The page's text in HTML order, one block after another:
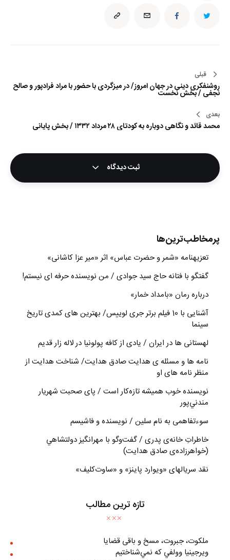
راهبری
نوشته
قبلی
روشنفکری دینی در جهان امروز/ در میزگردی با حضور با مراد فرادپور و صالح
نجفی / بخش نخست
بعدی
محمد قائد و نگاهی دوباره به کودتای ۲۸ مرداد ۱۳۳۲ / بخش پایانی
ثبت دیدگاه
پرمخاطب‌ترین‌ها
تعزیه‎نامه‏ «شمر و حضرت عباس» اثر «میر عزا کاشانی»
گفتگو با فتانه حاج سید جوادی / من نویسنده حرفه ای نیستم!
درباره رمان «بامداد خمار»
آشنایی با 10 فیلم برتر جری لوییس/ بهترین های کمدی تاریخ
سینما
لهستانی ها در ایران / یادی از کافه پولونیا در لاله زار قدیم
نامه ها و مسئله ی هدایت صادق هدایت/ شناخت هدایت از
منظر نامه های او
نويسنده خوب هميشه تازه‌كار است / پای صحبت شهريار
مندني‌پور
سوءتفاهمی به نام سلین / نویسنده و فاشیسم
خاطراتِ خانه‌ی پدری / گفت‌وگو با مهرانگيز دولتشاهي
(خواهرزاده‌ی صادق هدايت)
نقد سریالهای «ویوارد پاینز» و «ساوت‌کلیف»
تازه ترین مطالب
ملکوت، جبروت، مسخ و باقی قضایا
ويرجينيا وولفي كه نمي‌شناختيم